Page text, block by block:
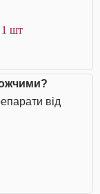
1 шт
від